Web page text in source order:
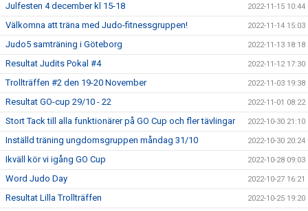
Julfesten 4 december kl 15-18 2022-11-15 10:44
Välkomna att träna med Judo-fitnessgruppen! 2022-11-14 15:03
Judo5 samträning i Göteborg 2022-11-13 18:18
Resultat Judits Pokal #4 2022-11-12 17:30
Trollträffen #2 den 19-20 November 2022-11-03 19:38
Resultat GO-cup 29/10 - 22 2022-11-01 08:22
Stort Tack till alla funktionärer på GO Cup och fler tävlingar 2022-10-30 21:10
Inställd träning ungdomsgruppen måndag 31/10 2022-10-30 20:24
Ikväll kör vi igång GO Cup 2022-10-28 09:03
Word Judo Day 2022-10-27 16:21
Resultat Lilla Trollträffen 2022-10-25 19:20